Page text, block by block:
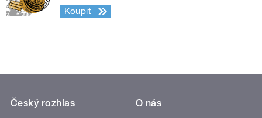
Koupit
Český rozhlas
O nás